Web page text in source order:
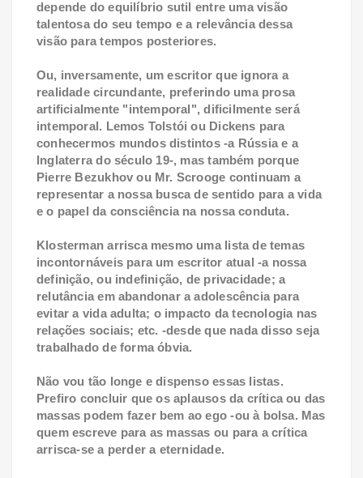
depende do equilíbrio sutil entre uma visão
talentosa do seu tempo e a relevância dessa
visão para tempos posteriores.
Ou, inversamente, um escritor que ignora a
realidade circundante, preferindo uma prosa
artificialmente "intemporal", dificilmente será
intemporal. Lemos Tolstói ou Dickens para
conhecermos mundos distintos -a Rússia e a
Inglaterra do século 19-, mas também porque
Pierre Bezukhov ou Mr. Scrooge continuam a
representar a nossa busca de sentido para a vida
e o papel da consciência na nossa conduta.
Klosterman arrisca mesmo uma lista de temas
incontornáveis para um escritor atual -a nossa
definição, ou indefinição, de privacidade; a
relutância em abandonar a adolescência para
evitar a vida adulta; o impacto da tecnologia nas
relações sociais; etc. -desde que nada disso seja
trabalhado de forma óbvia.
Não vou tão longe e dispenso essas listas.
Prefiro concluir que os aplausos da crítica ou das
massas podem fazer bem ao ego -ou à bolsa. Mas
quem escreve para as massas ou para a crítica
arrisca-se a perder a eternidade.